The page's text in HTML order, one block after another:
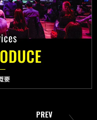
PREV